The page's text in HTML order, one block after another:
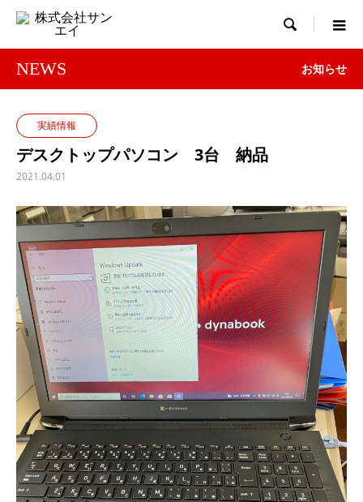

NEWS お知らせ
実績情報
デスクトップパソコン 3台 納品
2021.04.01